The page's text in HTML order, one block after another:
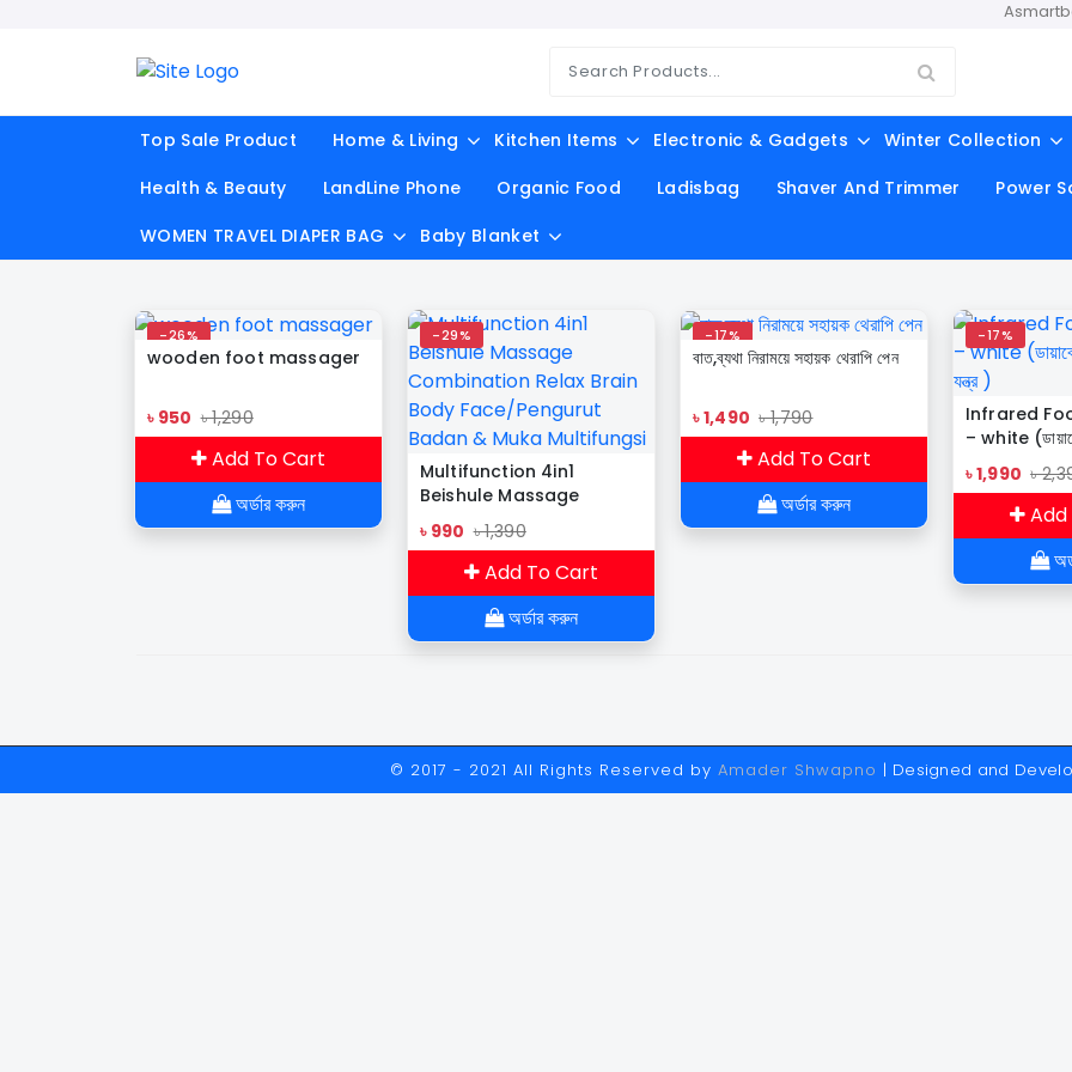
Top Sale Product Home & Living Kitchen Items Electronic & Gadgets Winter Collection
Health & Beauty
LandLine Phone Organic Food Ladisbag Shaver And Trimmer Power
WOMEN TRAVEL DIAPER BAG
Baby Blanket
-26%
wooden foot massager
৳ 950 ৳ 1,290
Add To Cart
অর্ডার করুন
-29%
Multifunction 4in1
Beishule Massage
Combination Relax Brain
Body Face/Pengurut
Badan & Muka
Multifungsi
৳ 990 ৳ 1,390
Add To Cart
অর্ডার করুন
-17%
বাত,ব্যথা নিরাময়ে সহায়ক থেরাপি পেন
৳ 1,490 ৳ 1,790
Add To Cart
অর্ডার করুন
-17%
Infrared
– white
যন্ত্র )
৳ 1,990 ৳
© 2017 - 2021 All Rights Reserved byAmader Shwapno | Designed and